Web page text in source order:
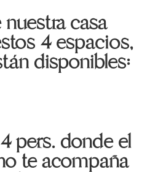
casa
4 espacios,
disponibles:
pers. donde el
te acompaña